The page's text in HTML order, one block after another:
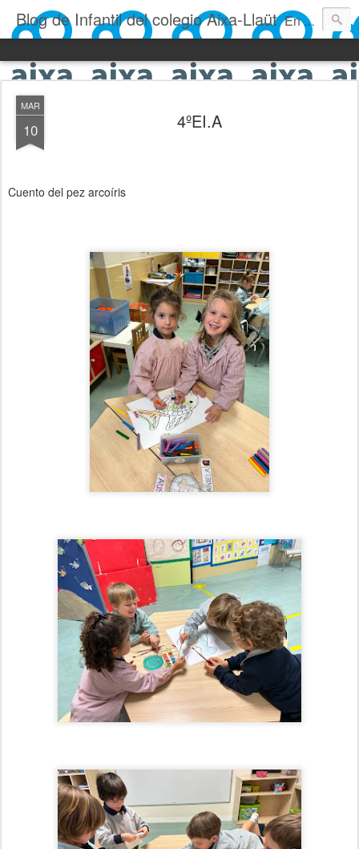
Blog de Infantil del colegio Aixa-Llaüt En nuestro blog verás las actividades del día a día de Infantil, de los alumnos de 0 a 6 años: los talleres, los experimentos, las rutinas, las clases, los patios, etc. ¡Todo aquello que los más pequeños no saben contar!
MAR
10 4ºEI.A
Cuento del pez arcoíris